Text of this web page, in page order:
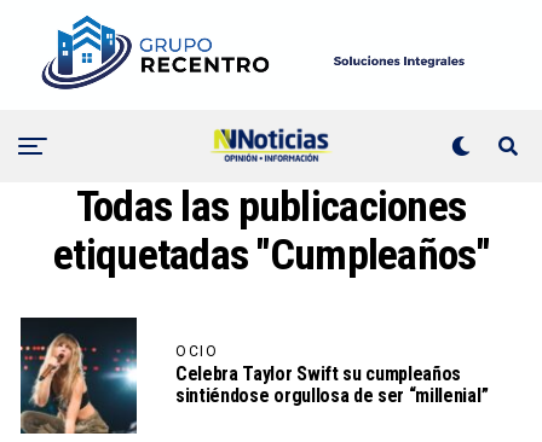
Todas las publicaciones
etiquetadas "Cumpleaños"
OCIO
Celebra Taylor Swift su cumpleaños
sintiéndose orgullosa de ser “millenial”